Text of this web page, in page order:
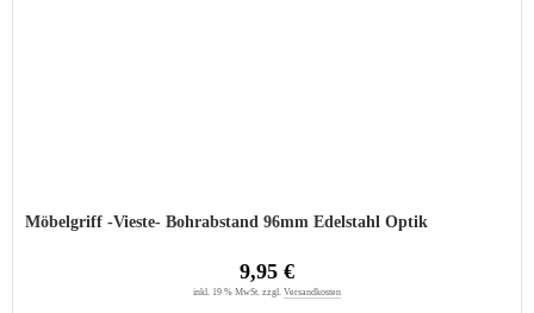
Möbelgriff -Vieste- Bohrabstand 96mm Edelstahl Optik
9,95 €
inkl. 19 % MwSt. zzgl. Versandkosten